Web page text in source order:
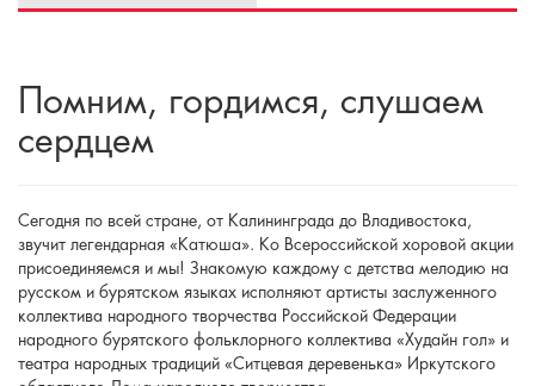
Помним, гордимся, слушаем
сердцем
Сегодня по всей стране, от Калининграда до Владивостока,
звучит легендарная «Катюша». Ко Всероссийской хоровой акции
присоединяемся и мы! Знакомую каждому с детства мелодию на
русском и бурятском языках исполняют артисты заслуженного
коллектива народного творчества Российской Федерации
народного бурятского фольклорного коллектива «Худайн гол» и
театра народных традиций «Ситцевая деревенька» Иркутского